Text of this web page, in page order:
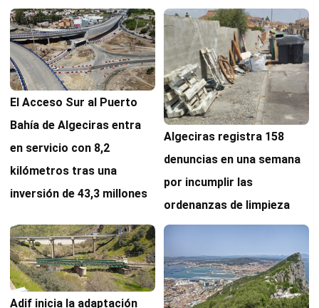
El Acceso Sur al Puerto
Bahía de Algeciras entra
en servicio con 8,2
kilómetros tras una
inversión de 43,3 millones
Algeciras registra 158
denuncias en una semana
por incumplir las
ordenanzas de limpieza
Adif inicia la adaptación